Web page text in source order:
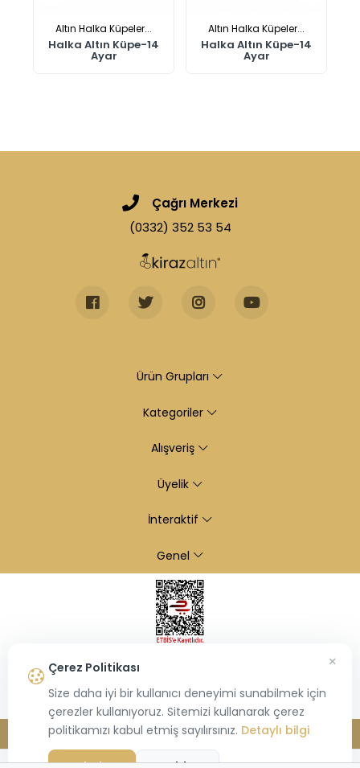
Altın Halka Küpeler...
Halka Altın Küpe-14
Ayar
Altın Halka Küpeler...
Halka Altın Küpe-14
Ayar
Çağrı Merkezi
(0332) 352 53 54
Ürün Grupları
Kategoriler
Alışveriş
Üyelik
İnteraktif
Genel
© 2026 Kiraz Altın- Tüm hakları saklıdır.
Bu site,Hiosis®tarafından geliştirilmişE-Ticaretpaketleri ile oluşturulmuştur.
Çerez Politikası
Size daha iyi bir kullanıcı deneyimi sunabilmek için
çerezler kullanıyoruz. Sitemizi kullanarak çerez
politikamızı kabul etmiş sayılırsınız. Detaylı bilgi
×